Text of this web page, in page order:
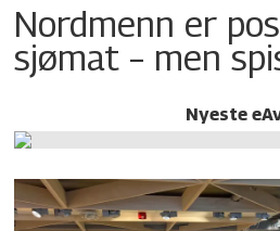
Nordmenn er
sjømat – men
Nyeste